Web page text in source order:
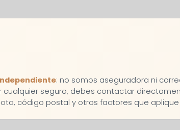
: no somos aseguradora ni
cualquier seguro, debes contactar
código postal y otros factores que